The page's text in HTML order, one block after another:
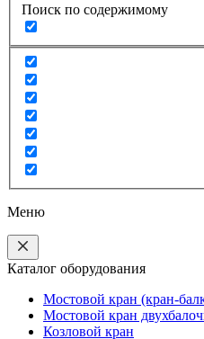
Поиск по содержимому
Меню
Каталог оборудования
Мостовой кран (кран-
Мостовой кран
Козловой кран